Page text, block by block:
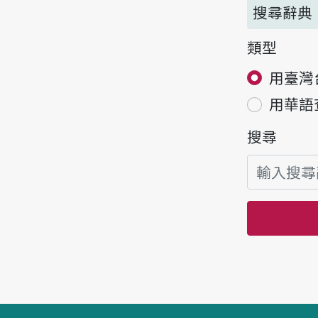
搜尋辭典
類型
用臺
用華
搜尋